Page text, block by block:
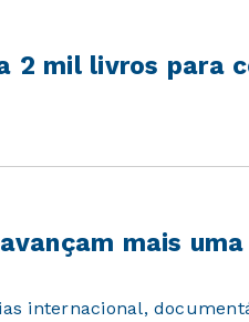
2 mil livros para
mais
internacional,